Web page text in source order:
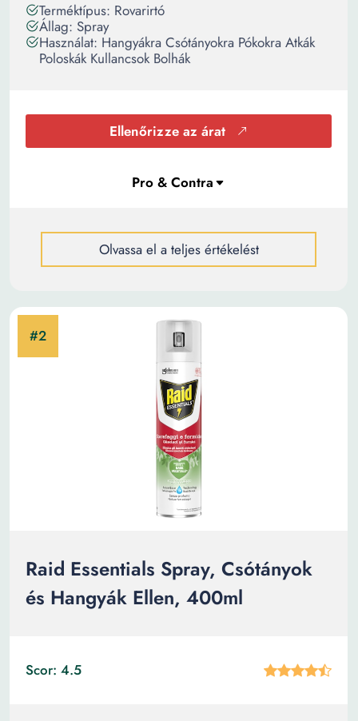
Terméktípus: Rovarirtó
Állag: Spray
Használat: Hangyákra Csótányokra Pókokra Atkák
Poloskák Kullancsok Bolhák
Ellenőrizze az árat
Olvassa el a teljes értékelést
Raid Essentials Spray, Csótányok
és Hangyák Ellen, 400ml
Scor: 4.5